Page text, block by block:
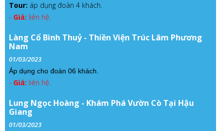
Tour: áp dụng đoàn 4 khách.
- Giá: liên hệ.
Làng Cổ Bình Thuỷ - Thiền Viện Trúc Lâm Phương
Nam
01/03/2023
Áp dụng cho đoàn 06 khách.
- Giá: liên hệ.
Lung Ngọc Hoàng - Khám Phá Vườn Cò Tại Hậu
Giang
01/03/2023